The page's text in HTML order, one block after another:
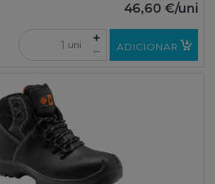
46,60 €/uni
uni ADICIONAR